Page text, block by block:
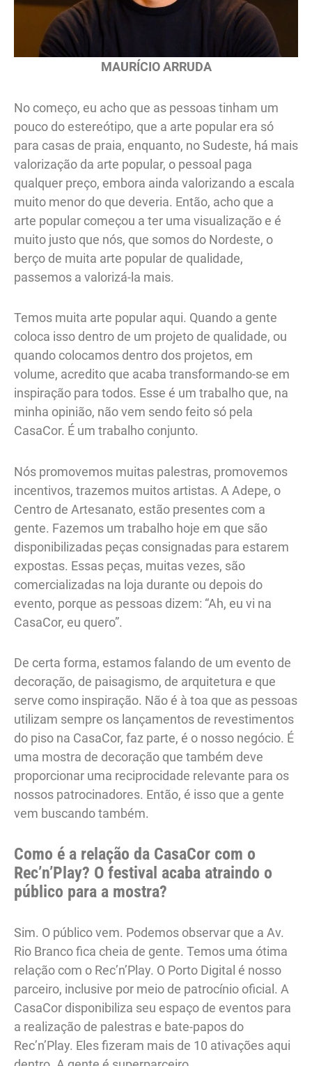
MAURÍCIO ARRUDA
No começo, eu acho que as pessoas tinham um
pouco do estereótipo, que a arte popular era só
para casas de praia, enquanto, no Sudeste, há mais
valorização da arte popular, o pessoal paga
qualquer preço, embora ainda valorizando a escala
muito menor do que deveria. Então, acho que a
arte popular começou a ter uma visualização e é
muito justo que nós, que somos do Nordeste, o
berço de muita arte popular de qualidade,
passemos a valorizá-la mais.
Temos muita arte popular aqui. Quando a gente
coloca isso dentro de um projeto de qualidade, ou
quando colocamos dentro dos projetos, em
volume, acredito que acaba transformando-se em
inspiração para todos. Esse é um trabalho que, na
minha opinião, não vem sendo feito só pela
CasaCor. É um trabalho conjunto.
Nós promovemos muitas palestras, promovemos
incentivos, trazemos muitos artistas. A Adepe, o
Centro de Artesanato, estão presentes com a
gente. Fazemos um trabalho hoje em que são
disponibilizadas peças consignadas para estarem
expostas. Essas peças, muitas vezes, são
comercializadas na loja durante ou depois do
evento, porque as pessoas dizem: “Ah, eu vi na
CasaCor, eu quero”.
De certa forma, estamos falando de um evento de
decoração, de paisagismo, de arquitetura e que
serve como inspiração. Não é à toa que as pessoas
utilizam sempre os lançamentos de revestimentos
do piso na CasaCor, faz parte, é o nosso negócio. É
uma mostra de decoração que também deve
proporcionar uma reciprocidade relevante para os
nossos patrocinadores. Então, é isso que a gente
vem buscando também.
Como é a relação da CasaCor com o
Rec’n’Play? O festival acaba atraindo o
público para a mostra?
Sim. O público vem. Podemos observar que a Av.
Rio Branco fica cheia de gente. Temos uma ótima
relação com o Rec’n’Play. O Porto Digital é nosso
parceiro, inclusive por meio de patrocínio oficial. A
CasaCor disponibiliza seu espaço de eventos para
a realização de palestras e bate-papos do
Rec’n’Play. Eles fizeram mais de 10 ativações aqui